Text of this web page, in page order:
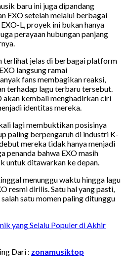
baru ini juga dipandang
EXO setelah melalui berbagai
L, proyek ini bukan hanya
perayaan hubungan panjang
terlihat jelas di berbagai platform
langsung ramai
fans membagikan reaksi,
terhadap lagu terbaru tersebut.
akan kembali menghadirkan ciri
identitas mereka.
lagi membuktikan posisinya
paling berpengaruh di industri K-
mereka tidak hanya menjadi
penanda bahwa EXO masih
untuk ditawarkan ke depan.
menunggu waktu hingga lagu
resmi dirilis. Satu hal yang pasti,
satu momen paling ditunggu
yang Selalu Populer di Akhir
Dari : zonamusiktop